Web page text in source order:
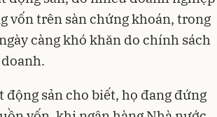
vốn trên sàn chứng khoán, trong
càng khó khăn do chính sách
sản cho biết, họ đang đứng